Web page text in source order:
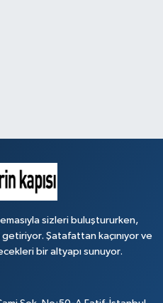
sizleri buluştururken,
Şatafattan kaçınıyor ve
bir altyapı sunuyor.